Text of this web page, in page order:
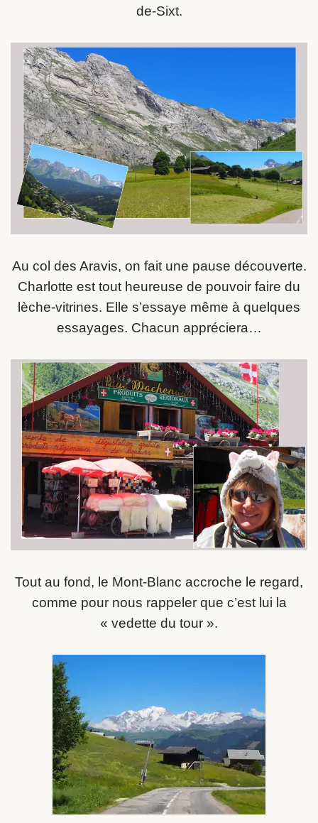
de-Sixt.
Au col des Aravis, on fait une pause découverte.
Charlotte est tout heureuse de pouvoir faire du
lèche-vitrines. Elle s’essaye même à quelques
essayages. Chacun appréciera…
Tout au fond, le Mont-Blanc accroche le regard,
comme pour nous rappeler que c’est lui la
« vedette du tour ».